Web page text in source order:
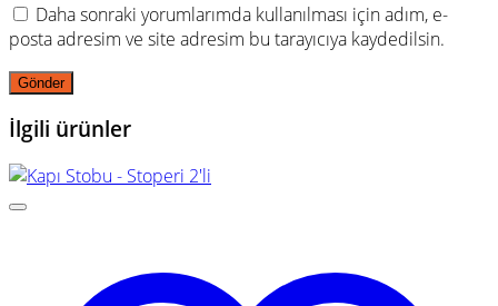
Daha sonraki yorumlarımda kullanılması için adım, e-
posta adresim ve site adresim bu tarayıcıya kaydedilsin.
İlgili ürünler